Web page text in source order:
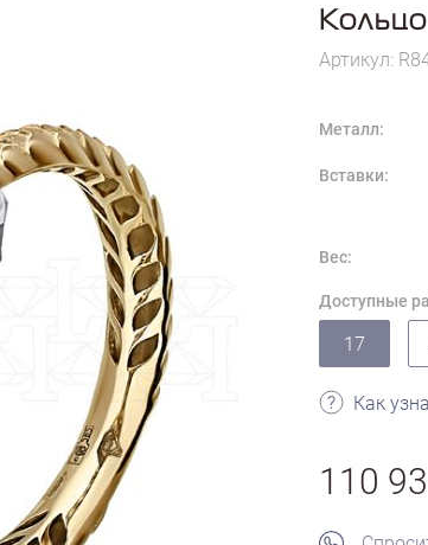
Артикул:
Металл:
Вставки:
Вес:
Доступные
17
Как
110